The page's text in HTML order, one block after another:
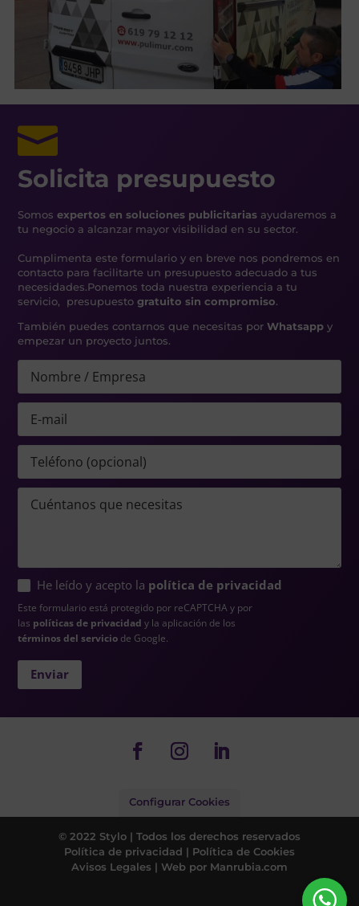

Solicita presupuesto
Somosexpertos en soluciones publicitarias ayudaremos a
tu negocio a alcanzar mayor visibilidad en su sector.
Cumplimenta este formulario y en breve nos pondremos en
contacto para facilitarte un presupuesto adecuado a tus
necesidades.Ponemos toda nuestra experiencia a tu
servicio, presupuestogratuito sin compromiso.
También puedes contarnos que necesitas porWhatsappy
empezar un proyecto juntos.
He leído y acepto la política de privacidad
Este formulario está protegido por reCAPTCHA y por
las políticas de privacidad y la aplicación de los
términos del servicio de Google.
Enviar
This
field
be
Configurar Cookies
© 2022 Stylo | Todos los derechos reservados
Política de privacidad | Política de Cookies
Avisos Legales | Web por Manrubia.com